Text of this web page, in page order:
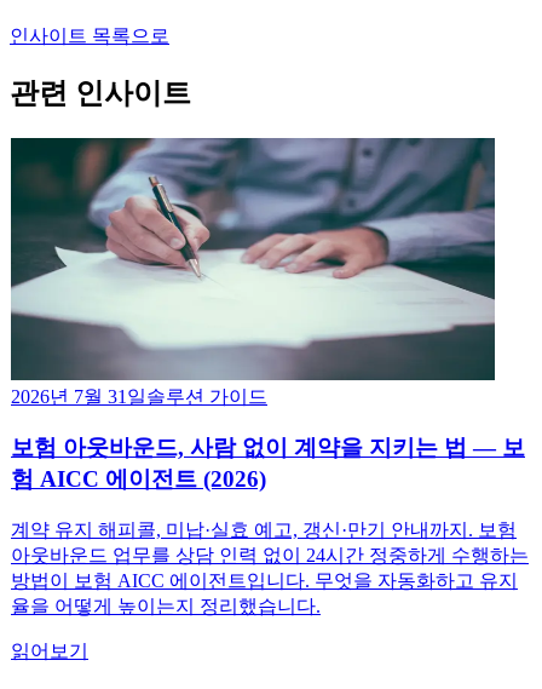
인사이트 목록으로
관련 인사이트
2026년 7월 31일솔루션 가이드
보험 아웃바운드, 사람 없이 계약을 지키는 법 — 보
험 AICC 에이전트 (2026)
계약 유지 해피콜, 미납·실효 예고, 갱신·만기 안내까지. 보험
아웃바운드 업무를 상담 인력 없이 24시간 정중하게 수행하는
방법이 보험 AICC 에이전트입니다. 무엇을 자동화하고 유지
율을 어떻게 높이는지 정리했습니다.
읽어보기